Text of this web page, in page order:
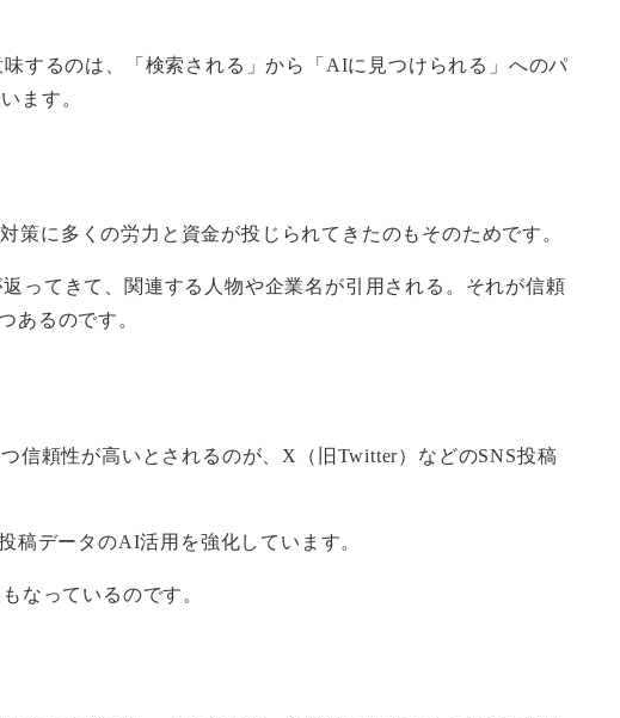
するのは、「検索される」から「AIに見つけられる」へのパ
ます。
策に多くの労力と資金が投じられてきたのもそのためです。
ってきて、関連する人物や企業名が引用される。それが信頼
あるのです。
信頼性が高いとされるのが、X（旧Twitter）などのSNS投稿
稿データのAI活用を強化しています。
なっているのです。